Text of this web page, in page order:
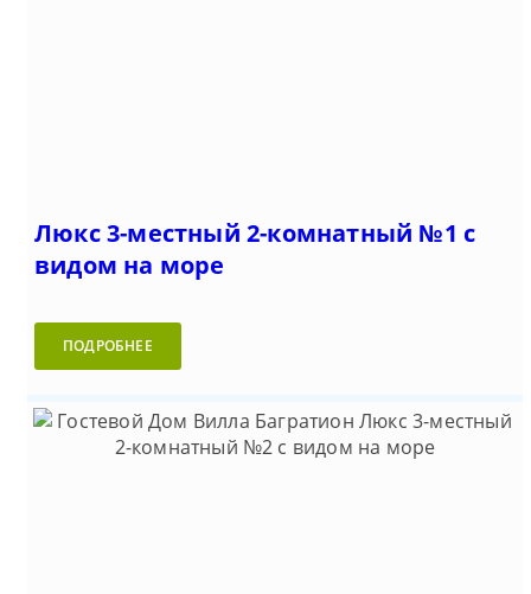
Люкс 3-местный 2-комнатный №1 с
видом на море
ПОДРОБНЕЕ